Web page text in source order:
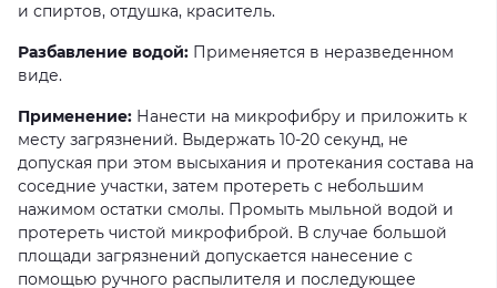
и спиртов, отдушка, краситель.
Разбавление водой: Применяется в неразведенном
виде.
Применение: Нанести на микрофибру и приложить к
месту загрязнений. Выдержать 10-20 секунд, не
допуская при этом высыхания и протекания состава на
соседние участки, затем протереть с небольшим
нажимом остатки смолы. Промыть мыльной водой и
протереть чистой микрофиброй. В случае большой
площади загрязнений допускается нанесение с
помощью ручного распылителя и последующее